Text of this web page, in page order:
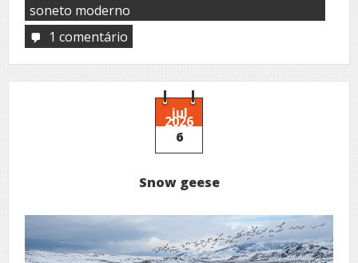
soneto moderno
1 comentário
mnêmicos
jul
2026
6
Snow geese